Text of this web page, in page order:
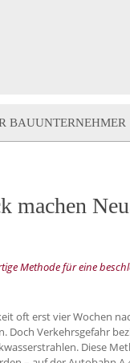
BAUUNTERNEHMER
machen
Methode für eine
oft erst vier Wochen
Doch Verkehrsgefahr
Diese